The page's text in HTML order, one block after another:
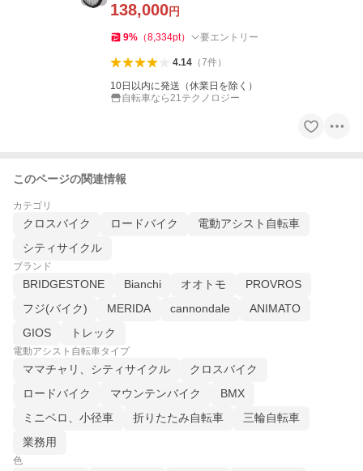
138,000円
9% （8,334pt） 要エントリー
4.14（7件）
10日以内に発送（休業日を除く）
自転車なら21テクノロジー
このページの関連情報
カテゴリ
クロスバイク ロードバイク
電動アシスト自転車
シティサイクル
ブランド
BRIDGESTONE Bianchi オオトモ
PROVROS
フジ(バイク)
MERIDA cannondale
ANIMATO
GIOS
トレック
電動アシスト自転車タイプ
ママチャリ、シティサイクル
クロスバイク
ロードバイク
マウンテンバイク
BMX
ミニベロ、小径車
折りたたみ自転車
三輪自転車
業務用
色